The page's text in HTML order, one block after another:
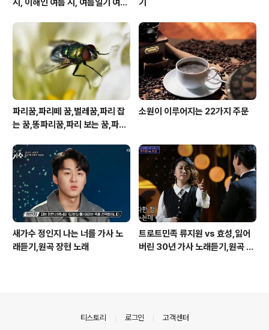
시, 이해인 여름 시, 여름일기 여름
기
파리꿈,파리떼 꿈,벌레꿈,파리 잡
는 꿈,똥파리꿈,파리 보는 꿈,파리
소원이 이루어지는 22가지 주문
새가수 정인지 나는 너를 가사 노
래듣기,원곡 장현 노래
트로트민족 류지원 vs 효성,잃어
버린 30년 가사 노래듣기,원곡 설
티스토리 로그인 고객센터